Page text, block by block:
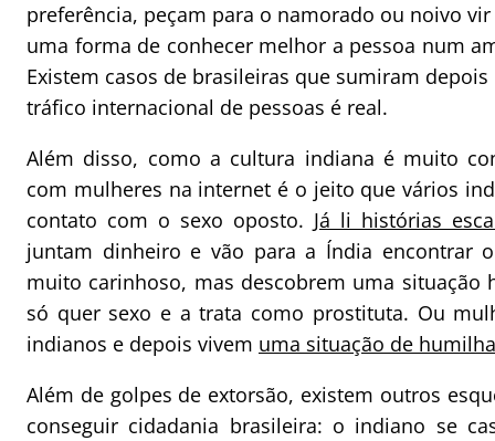
preferência, peçam para o namorado ou noivo
uma forma de conhecer melhor a pessoa num
Existem casos de brasileiras que sumiram
tráfico internacional de pessoas é real.
Além disso, como a cultura indiana é muito
com mulheres na internet é o jeito que vários
contato com o sexo oposto. Já li histórias
juntam dinheiro e vão para a Índia encontrar
muito carinhoso, mas descobrem uma situação
só quer sexo e a trata como prostituta. Ou
indianos e depois vivem uma situação de
Além de golpes de extorsão, existem outros
conseguir cidadania brasileira: o indiano se